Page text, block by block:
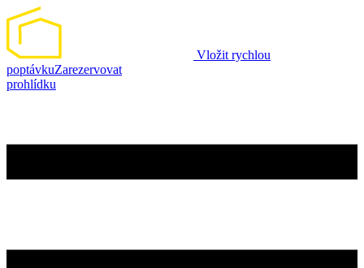
Vložit rychlou
poptávkuZarezervovat
prohlídku